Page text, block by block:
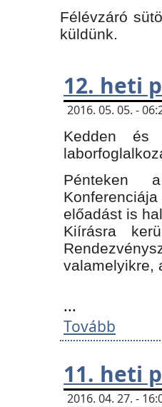
Félévzáró
küldünk.
12. heti
2016. 05. 05. -
Kedden és
Pénteken
előadást is
Kiírásra
valamelyikre,
...
Tovább
11. heti
2016. 04. 27. -